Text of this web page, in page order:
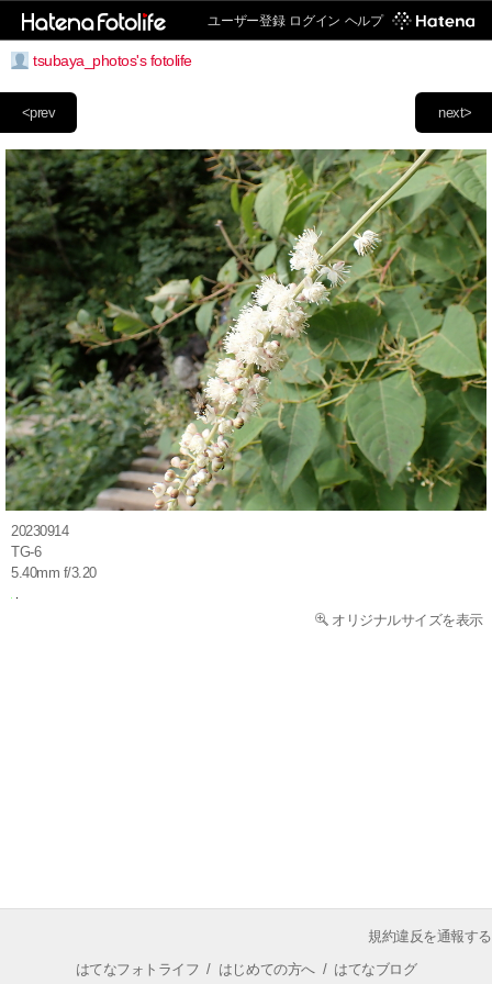
ユーザー登録 ログイン ヘルプ
tsubaya_photos's fotolife
next>
<prev
20230914
TG-6
5.40mm f/3.20
オリジナルサイズを表示
規約違反を通報する
はてなフォトライフ / はじめての方へ/ はてなブログ